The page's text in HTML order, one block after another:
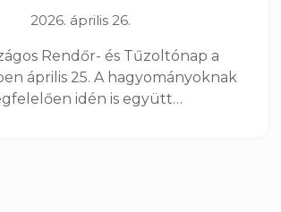
2026. április 26.
Rendőr- és Tűzoltónap a
április 25. A hagyományoknak
idén is együtt…